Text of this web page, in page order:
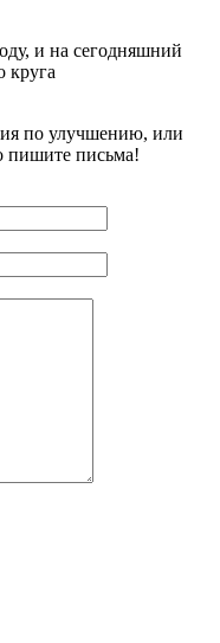
и на сегодняшний
круга
по улучшению, или
пишите письма!